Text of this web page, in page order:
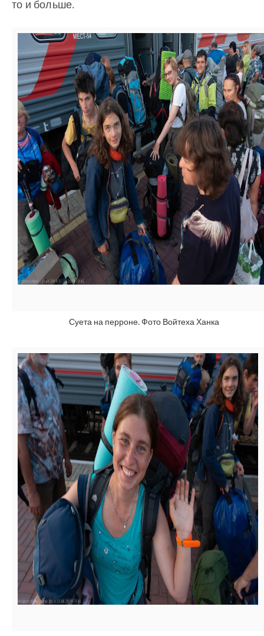
то и больше.
Суета на перроне. Фото Войтеха Ханка